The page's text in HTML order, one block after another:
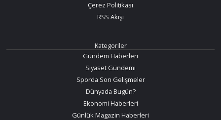
Çerez Politikası
RSS Akışı
Kategoriler
Gündem Haberleri
Siyaset Gündemi
Sporda Son Gelişmeler
Dünyada Bugün?
Ekonomi Haberleri
Günlük Magazin Haberleri